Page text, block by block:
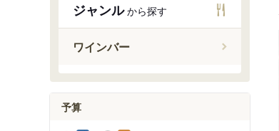
ジャンルから探す
ワインバー
予算